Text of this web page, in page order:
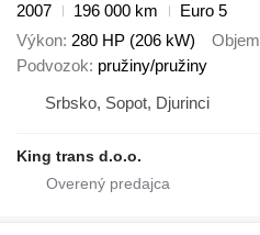
2007
196 000 km
Euro 5
Výkon 280 HP (206 kW) Objem
Podvozok pružiny/pružiny
Srbsko, Sopot, Djurinci
King trans d.o.o.